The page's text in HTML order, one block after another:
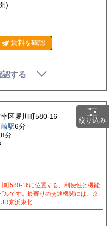
)
賃料を確認
認する
幸区堀川町580-16
駅6分
8分
町580-16に位置する、利便性と機能
ルです。最寄りの交通機関には、京
JR京浜東北…
絞り込み